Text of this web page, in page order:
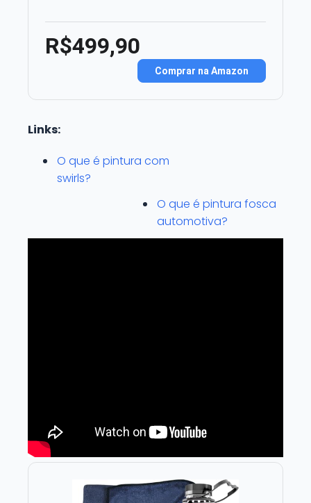
R$499,90
Comprar na Amazon
Links:
O que é pintura com
swirls?
O que é pintura fosca
automotiva?